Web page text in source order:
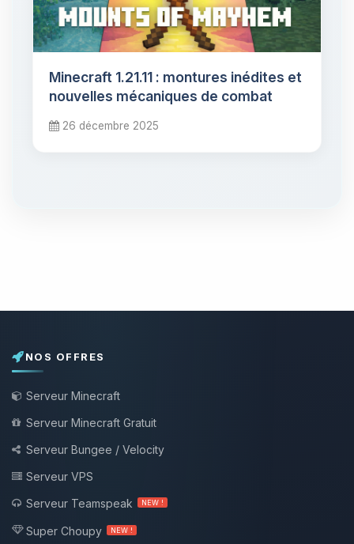
Minecraft 1.21.11 : montures inédites et
nouvelles mécaniques de combat
26 décembre 2025
NOS OFFRES
Serveur Minecraft
Serveur Minecraft Gratuit
Serveur Bungee / Velocity
Serveur VPS
Serveur Teamspeak
NEW !
Super Choupy NEW !